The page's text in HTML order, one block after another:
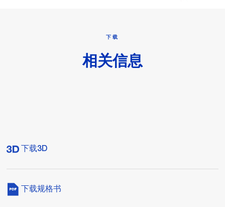
下载
相关信息
下载3D
下载规格书